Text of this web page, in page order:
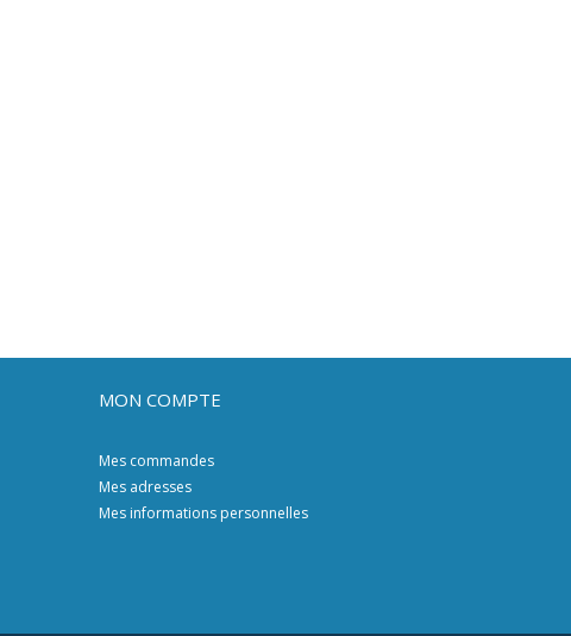
MON COMPTE
Mes commandes
Mes adresses
Mes informations personnelles